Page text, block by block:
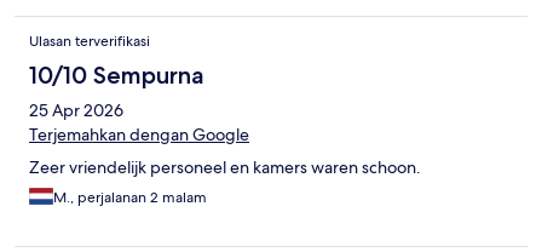
Ulasan terverifikasi
10/10 Sempurna
25 Apr 2026
Terjemahkan dengan Google
Zeer vriendelijk personeel en kamers waren schoon.
M., perjalanan 2 malam